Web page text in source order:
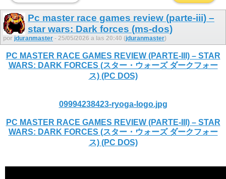
Pc master race games review (parte-iii) –
star wars: Dark forces (ms-dos)
por jduranmaster - 25/05/2026 a las 20:40 (jduranmaster)
PC MASTER RACE GAMES REVIEW (PARTE-III) – STAR
WARS: DARK FORCES (スター・ウォーズ ダークフォー
ス) (PC DOS)
09994238423-ryoga-logo.jpg
PC MASTER RACE GAMES REVIEW (PARTE-III) – STAR
WARS: DARK FORCES (スター・ウォーズ ダークフォー
ス) (PC DOS)